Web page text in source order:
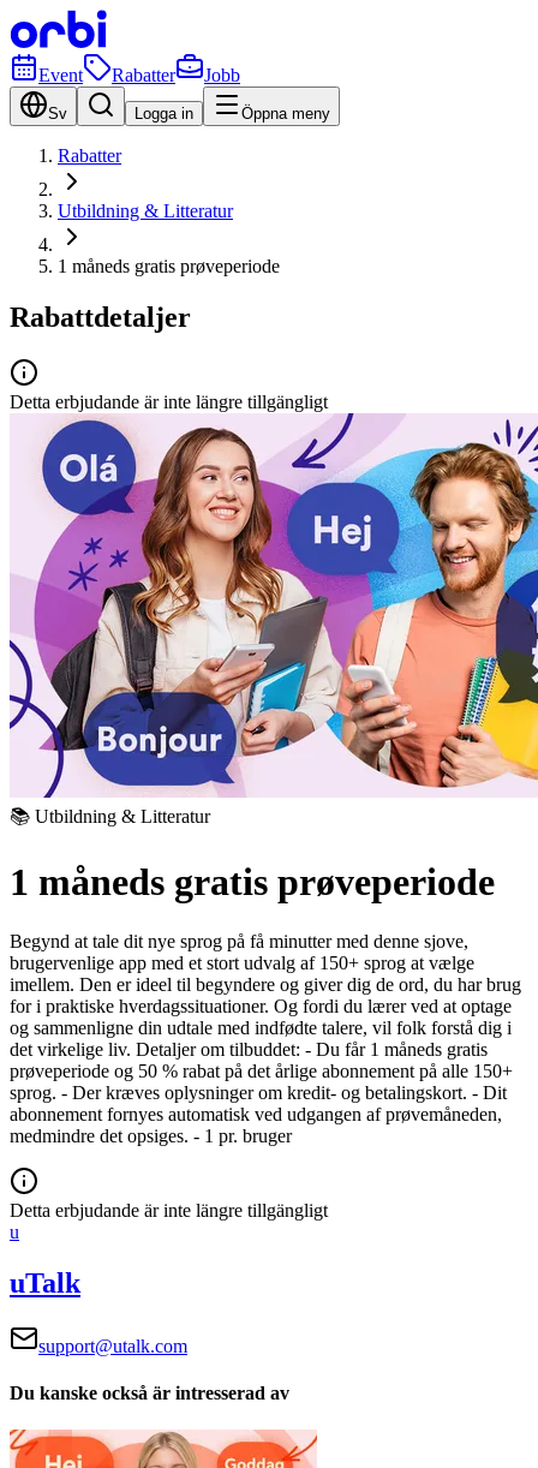
Event Rabatter Jobb
Sv Logga in Öppna meny
Rabatter
Utbildning & Litteratur
1 måneds gratis prøveperiode
Rabattdetaljer
Detta erbjudande är inte längre tillgängligt
📚 Utbildning & Litteratur
1 måneds gratis prøveperiode
Begynd at tale dit nye sprog på få minutter med denne sjove,
brugervenlige app med et stort udvalg af 150+ sprog at vælge
imellem. Den er ideel til begyndere og giver dig de ord, du har brug
for i praktiske hverdagssituationer. Og fordi du lærer ved at optage
og sammenligne din udtale med indfødte talere, vil folk forstå dig i
det virkelige liv. Detaljer om tilbuddet: - Du får 1 måneds gratis
prøveperiode og 50 % rabat på det årlige abonnement på alle 150+
sprog. - Der kræves oplysninger om kredit- og betalingskort. - Dit
abonnement fornyes automatisk ved udgangen af prøvemåneden,
medmindre det opsiges. - 1 pr. bruger
Detta erbjudande är inte längre tillgängligt
u
uTalk
support@utalk.com
Du kanske också är intresserad av